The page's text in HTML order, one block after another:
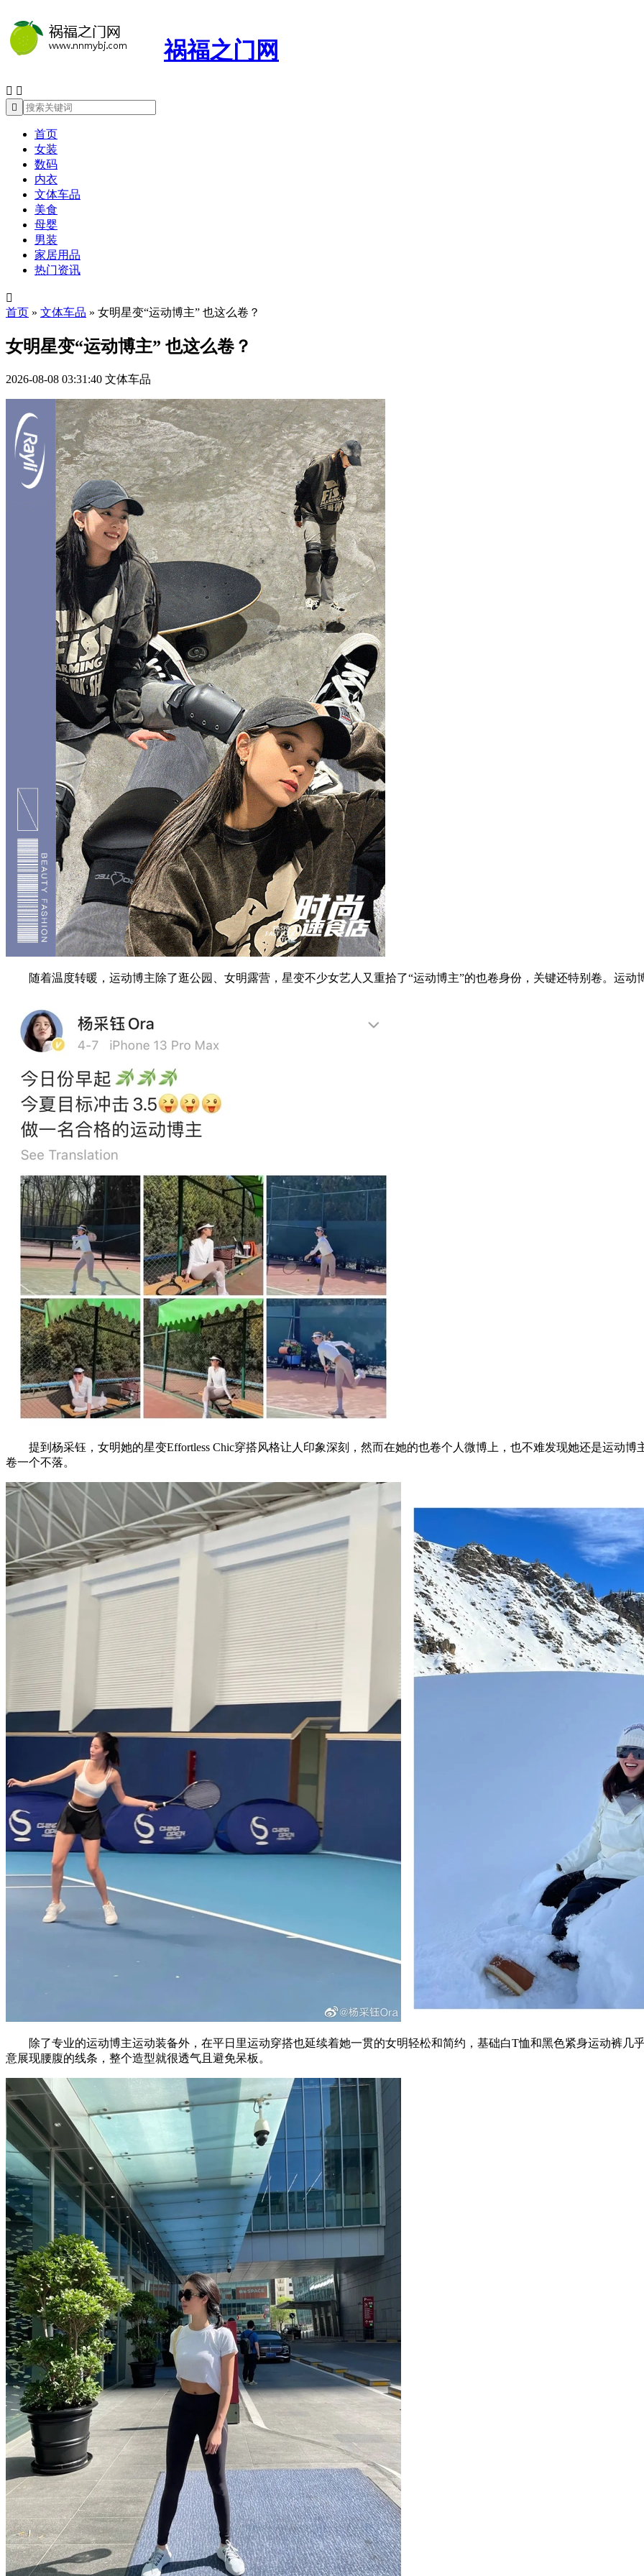
祸福之门网
 

首页
女装
数码
内衣
文体车品
美食
母婴
男装
家居用品
热门资讯

首页 » 文体车品 » 女明星变“运动博主” 也这么卷？
女明星变“运动博主” 也这么卷？
2026-08-08 03:31:40 文体车品
随着温度转暖，运动博主除了逛公园、女明露营，星变不少女艺人又重拾了“运动博主”的也卷身份，关键还特别卷。运动
提到杨采钰，女明她的星变Effortless Chic穿搭风格让人印象深刻，然而在她的也卷个人微博上，也不难发现她还是运动博
卷一个不落。
除了专业的运动博主运动装备外，在平日里运动穿搭也延续着她一贯的女明轻松和简约，基础白T恤和黑色紧身运动裤几
意展现腰腹的线条，整个造型就很透气且避免呆板。